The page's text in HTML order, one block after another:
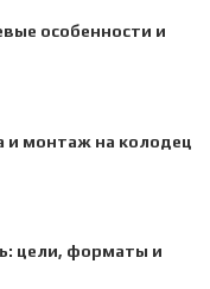
особенности и
и монтаж на колодец
цели, форматы и